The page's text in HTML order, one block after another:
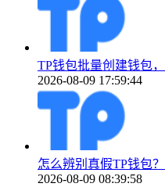
TP钱包批量创建钱包
2026-08-09 17:59:44
怎么辨别真假TP钱包
2026-08-09 08:39:58